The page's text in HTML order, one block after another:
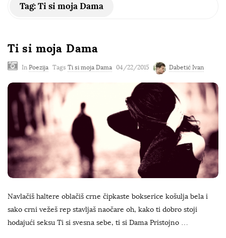
Tag:Ti si moja Dama
Ti si moja Dama
In Poezija Tags Ti si moja Dama 04/22/2015 Dabetić Ivan
Navlačiš haltere oblačiš crne čipkaste bokserice košulja bela i
sako crni vežeš rep stavljaš naočare oh, kako ti dobro stoji
hodajući seksu Ti si svesna sebe, ti si Dama Pristojno …